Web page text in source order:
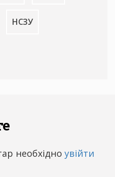
НСЗУ
необхідно увійти